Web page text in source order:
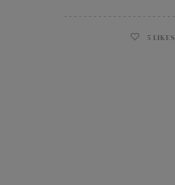
5 LIKES